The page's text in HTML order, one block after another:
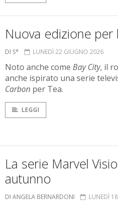
Nuova edizione
DI S* LUNEDÌ 22 GIUGNO 2026
Noto anche come Bay City, il
anche ispirato una serie
Carbon per Tea.
LEGGI
La serie Marvel
autunno
DI ANGELA BERNARDONI LUNEDÌ